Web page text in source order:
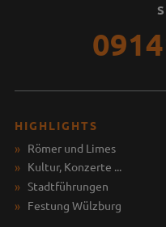
HIGHLIGHTS
Römer und Limes
Kultur, Konzerte ...
Stadtführungen
Festung Wülzburg